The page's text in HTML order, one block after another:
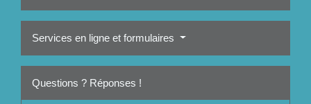
Services en ligne et formulaires
Questions ? Réponses !